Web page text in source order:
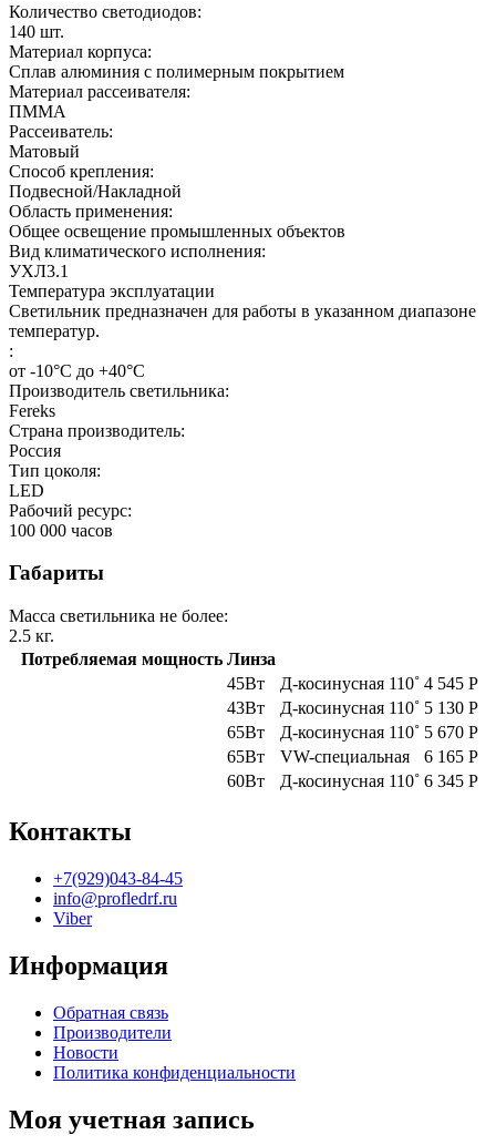
Количество светодиодов:
140 шт.
Материал корпуса:
Сплав алюминия с полимерным покрытием
Материал рассеивателя:
ПММА
Рассеиватель:
Матовый
Способ крепления:
Подвесной/Накладной
Область применения:
Общее освещение промышленных объектов
Вид климатического исполнения:
УХЛ3.1
Температура эксплуатации
Светильник предназначен для работы в указанном диапазоне
температур.
:
от -10°С до +40°С
Производитель светильника:
Fereks
Страна производитель:
Россия
Тип цоколя:
LED
Рабочий ресурс:
100 000 часов
Габариты
Масса светильника не более:
2.5 кг.
Потребляемая мощность Линза
45Вт
Д-косинусная 110˚ 4 545 Р
43Вт
Д-косинусная 110˚ 5 130 Р
65Вт
Д-косинусная 110˚ 5 670 Р
65Вт
VW-специальная 6 165 Р
60Вт
Д-косинусная 110˚ 6 345 Р
Контакты
+7(929)043-84-45
info@profledrf.ru
Viber
Информация
Обратная связь
Производители
Новости
Политика конфиденциальности
Моя учетная запись